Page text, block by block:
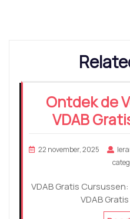
Ontdek de
VDAB
22 november, 2025
VDAB Gratis
VDAB